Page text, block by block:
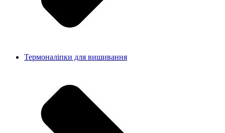
Термоналіпки для вишивання